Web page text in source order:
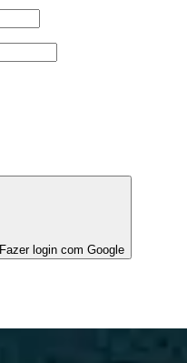
Fazer login com Google